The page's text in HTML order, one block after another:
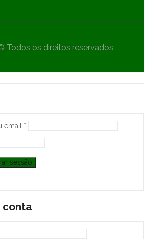
Todos os direitos reservados
email *
sessão
conta